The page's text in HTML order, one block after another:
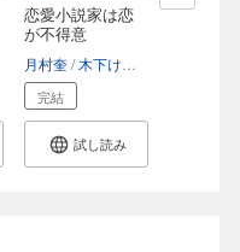
恋愛小説家は恋
が不得意
月村奎 木下けい子
完結
試し読み